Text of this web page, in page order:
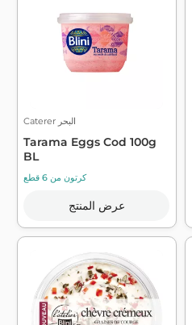
Caterer البحر
Tarama Eggs Cod 100g
BL
كرتون من 6 قطع
عرض المنتج